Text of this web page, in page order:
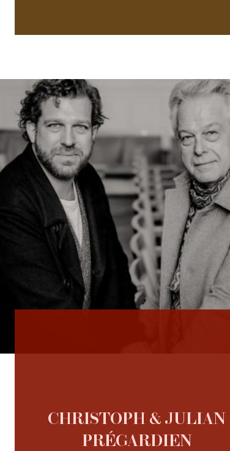
CHRISTOPH & JULIAN
PRÉGARDIEN